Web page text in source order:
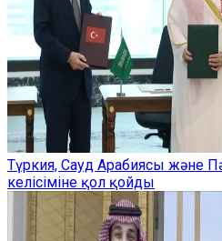
Түркия, Сауд Арабиясы және
келісіміне қол қойды